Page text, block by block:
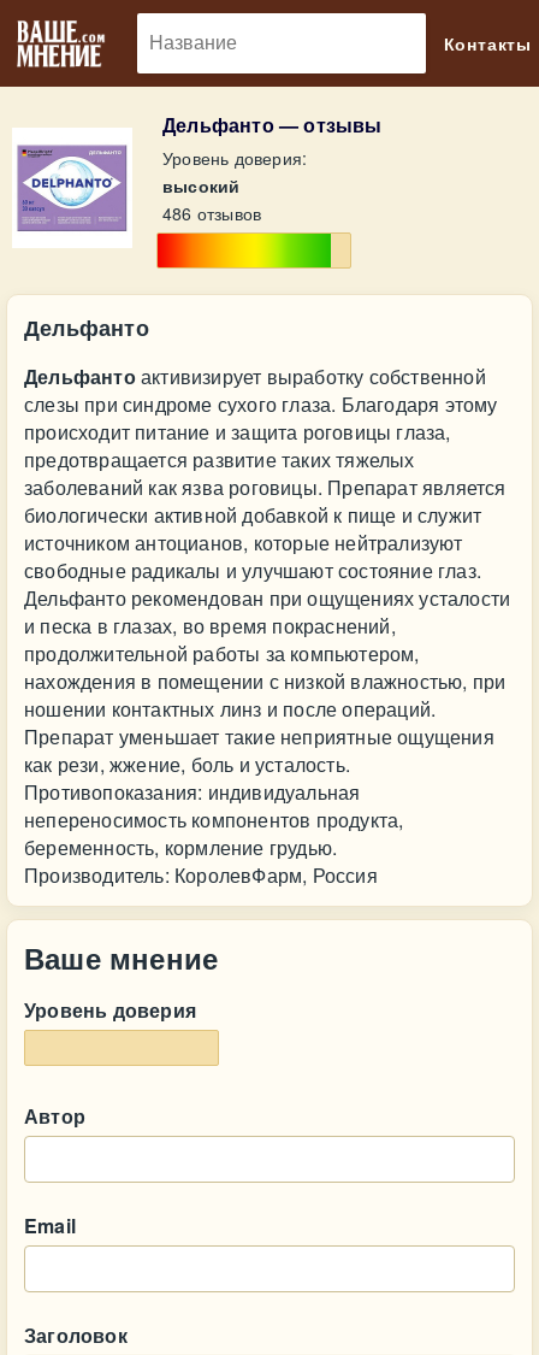
Контакты
Дельфанто — отзывы
Уровень доверия:
высокий
486 отзывов
Дельфанто
Дельфантоактивизирует выработку собственной
слезы при синдроме сухого глаза. Благодаря этому
происходит питание и защита роговицы глаза,
предотвращается развитие таких тяжелых
заболеваний как язва роговицы. Препарат является
биологически активной добавкой к пище и служит
источником антоцианов, которые нейтрализуют
свободные радикалы и улучшают состояние глаз.
Дельфанто рекомендован при ощущениях усталости
и песка в глазах, во время покраснений,
продолжительной работы за компьютером,
нахождения в помещении с низкой влажностью, при
ношении контактных линз и после операций.
Препарат уменьшает такие неприятные ощущения
как рези, жжение, боль и усталость.
Противопоказания: индивидуальная
непереносимость компонентов продукта,
беременность, кормление грудью.
Производитель: КоролевФарм, Россия
Ваше мнение
Уровень доверия
Автор
Email
Заголовок